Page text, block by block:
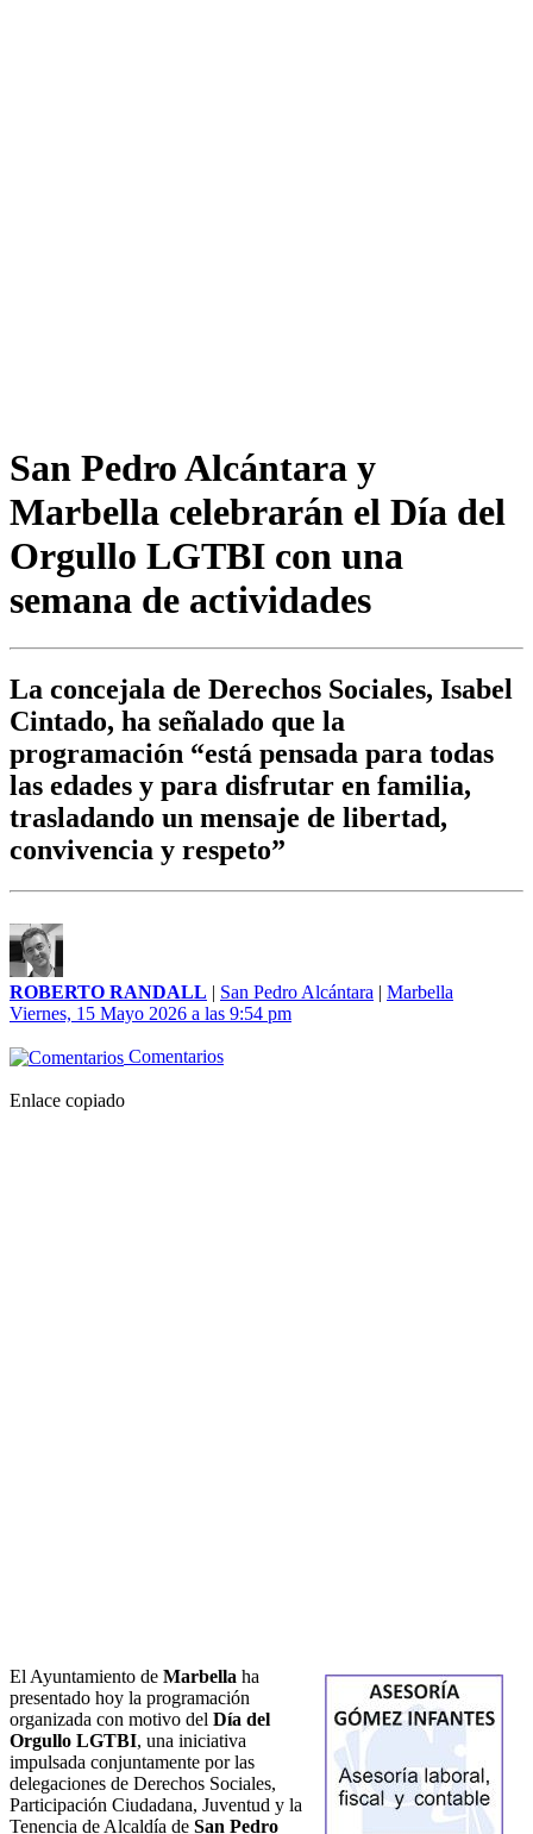
San Pedro Alcántara y
Marbella celebrarán el Día del
Orgullo LGTBI con una
semana de actividades
La concejala de Derechos Sociales, Isabel
Cintado, ha señalado que la
programación “está pensada para todas
las edades y para disfrutar en familia,
trasladando un mensaje de libertad,
convivencia y respeto”
ROBERTO RANDALL | San Pedro Alcántara | Marbella
Viernes, 15 Mayo 2026 a las 9:54 pm
Comentarios
Enlace copiado
El Ayuntamiento de Marbella ha
presentado hoy la programación
organizada con motivo del Día del
Orgullo LGTBI, una iniciativa
impulsada conjuntamente por las
delegaciones de Derechos Sociales,
Participación Ciudadana, Juventud y la
Tenencia de Alcaldía de San Pedro